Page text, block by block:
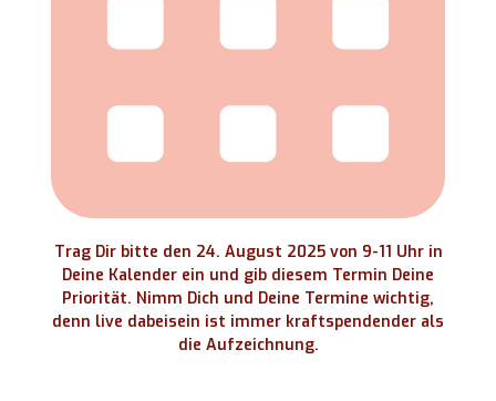
Trag Dir bitte den 24. August 2025 von 9-11 Uhr in
Deine Kalender ein und gib diesem Termin Deine
Priorität. Nimm Dich und Deine Termine wichtig,
denn live dabeisein ist immer kraftspendender als
die Aufzeichnung.